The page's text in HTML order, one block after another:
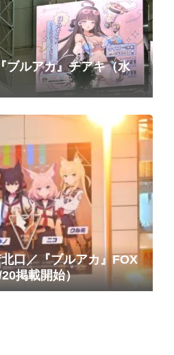
ブルアカ』チアキ（水
口／『ブルアカ』FOX
掲載開始）